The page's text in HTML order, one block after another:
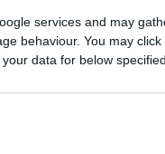
services and may
behaviour. You may
data for below
que su
propios